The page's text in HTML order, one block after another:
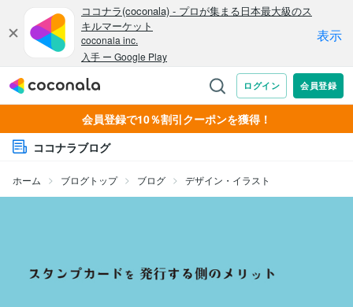
会員登録で10％割引クーポンを獲得！
ココナラブログ
ホーム ブログトップ ブログ デザイン・イラスト